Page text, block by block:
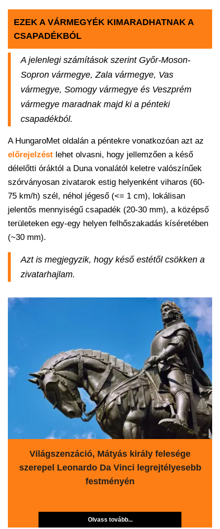
EZEK A VÁRMEGYÉK KIMARADHATNAK A
CSAPADÉKBÓL
A jelenlegi számítások szerint Győr-Moson-
Sopron vármegye, Zala vármegye, Vas
vármegye, Somogy vármegye és Veszprém
vármegye maradnak majd ki a pénteki
csapadékból.
A HungaroMet oldalán a péntekre vonatkozóan azt az
előrejelzést lehet olvasni, hogy jellemzően a késő
délelőtti óráktól a Duna vonalától keletre valószínűek
szórványosan zivatarok estig helyenként viharos (60-
75 km/h) szél, néhol jégeső (<= 1 cm), lokálisan
jelentős mennyiségű csapadék (20-30 mm), a középső
területeken egy-egy helyen felhőszakadás kíséretében
(~30 mm).
Azt is megjegyzik, hogy késő estétől csökken a
zivatarhajlam.
Világszenzáció, Mátyás király felesége
szerepel Leonardo Da Vinci legrejtélyesebb
festményén
Olvass tovább...